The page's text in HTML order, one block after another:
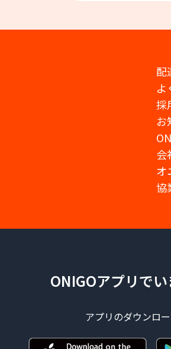
配
よ
採
お
会
オ
協
ONIGOアプリで
アプリのダウンロ